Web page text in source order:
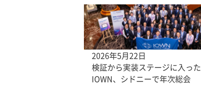
2026年5月22日
検証から実装ステージに入った
IOWN、シドニーで年次総会